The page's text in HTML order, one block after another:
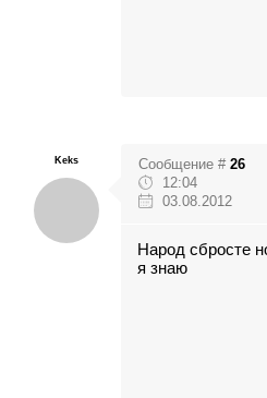
Keks Сообщение # 26
12:04
03.08.2012
Народ сбросте
я знаю